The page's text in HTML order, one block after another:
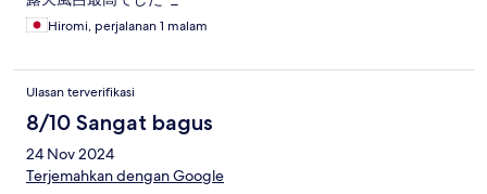
Hiromi, perjalanan 1 malam
Ulasan terverifikasi
8/10 Sangat bagus
24 Nov 2024
Terjemahkan dengan Google